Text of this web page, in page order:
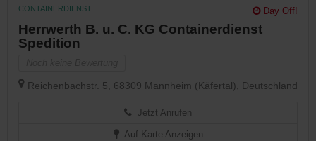
CONTAINERDIENST Day Off!
Herrwerth B. u. C. KG Containerdienst
Spedition
Reichenbachstr. 5, 68309 Mannheim (Käfertal), Deutschland
Jetzt Anrufen
Auf Karte Anzeigen